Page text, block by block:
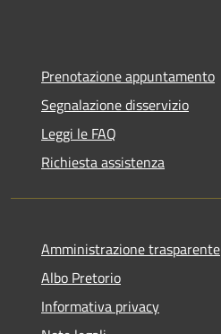
Prenotazione appuntamento
Segnalazione disservizio
Leggi le FAQ
Richiesta assistenza
Amministrazione trasparente
Albo Pretorio
Informativa privacy